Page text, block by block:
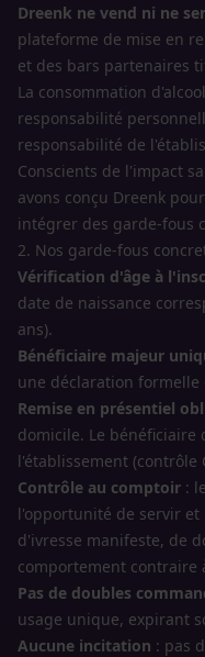
Dreenk ne vend ni ne
plateforme de mise en
et des bars partenaires
La consommation
responsabilité
responsabilité de
Conscients de l'impact
avons conçu Dreenk pour
intégrer des garde-fous
2. Nos garde-fous
Vérification d'âge à
date de naissance
ans).
Bénéficiaire majeur
une déclaration
Remise en présentiel
domicile. Le
l'établissement (contrôle
Contrôle au comptoir :
l'opportunité de servir et
d'ivresse manifeste, de
comportement contraire
Pas de doubles
usage unique, expirant
Aucune incitation : pas